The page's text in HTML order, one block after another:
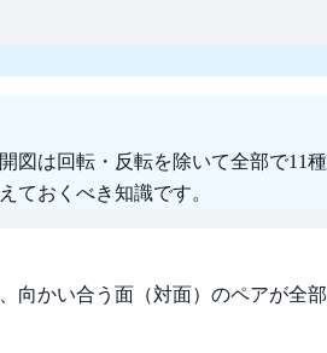
図は回転・反転を除いて全部で11種
ておくべき知識です。
向かい合う面（対面）のペアが全部